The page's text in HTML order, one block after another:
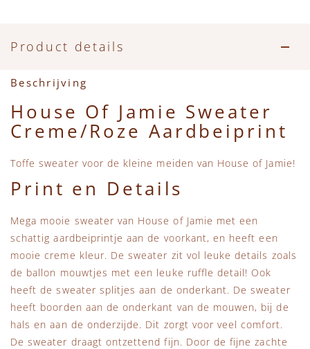
Zwemkleding
Feestkleding
Beren, Speendoekjes en Knuffeldoekjes
Tassen
Verzorgingsproducten
Beren
Mini Rodini
+1 in the family
New Balance
Piupiuchick
Play Up
Sproet & Sprout
Tiny Cottons
Product details
Beschrijving
House Of Jamie Sweater
Creme/Roze Aardbeiprint
Toffe sweater voor de kleine meiden van House of Jamie!
Print en Details
Mega mooie sweater van House of Jamie met een
schattig aardbeiprintje aan de voorkant, en heeft een
mooie creme kleur. De sweater zit vol leuke details zoals
de ballon mouwtjes met een leuke ruffle detail! Ook
heeft de sweater splitjes aan de onderkant. De sweater
heeft boorden aan de onderkant van de mouwen, bij de
hals en aan de onderzijde. Dit zorgt voor veel comfort.
De sweater draagt ontzettend fijn. Door de fijne zachte